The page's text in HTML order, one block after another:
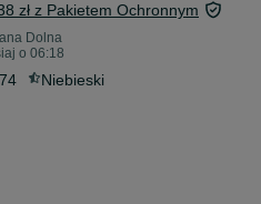
zł z Pakietem Ochronnym
Dolna
o 06:18
74 Niebieski